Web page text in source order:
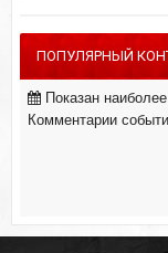
ПОПУЛЯРНЫЙ
Показан
Комментарии